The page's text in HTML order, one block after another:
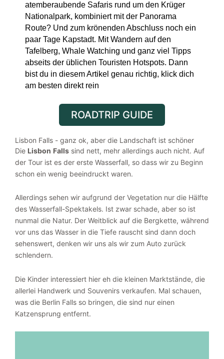
atemberaubende Safaris rund um den Krüger
Nationalpark, kombiniert mit der Panorama
Route? Und zum krönenden Abschluss noch ein
paar Tage Kapstadt. Mit Wandern auf den
Tafelberg, Whale Watching und ganz viel Tipps
abseits der üblichen Touristen Hotspots. Dann
bist du in diesem Artikel genau richtig, klick dich
am besten direkt rein
ROADTRIP GUIDE
Lisbon Falls - ganz ok, aber die Landschaft ist schöner
Die Lisbon Falls sind nett, mehr allerdings auch nicht. Auf
der Tour ist es der erste Wasserfall, so dass wir zu Beginn
schon ein wenig beeindruckt waren.
Allerdings sehen wir aufgrund der Vegetation nur die Hälfte
des Wasserfall-Spektakels. Ist zwar schade, aber so ist
nunmal die Natur. Der Weitblick auf die Bergkette, während
vor uns das Wasser in die Tiefe rauscht sind dann doch
sehenswert, denken wir uns als wir zum Auto zurück
schlendern.
Die Kinder interessiert hier eh die kleinen Marktstände, die
allerlei Handwerk und Souvenirs verkaufen. Mal schauen,
was die Berlin Falls so bringen, die sind nur einen
Katzensprung entfernt.